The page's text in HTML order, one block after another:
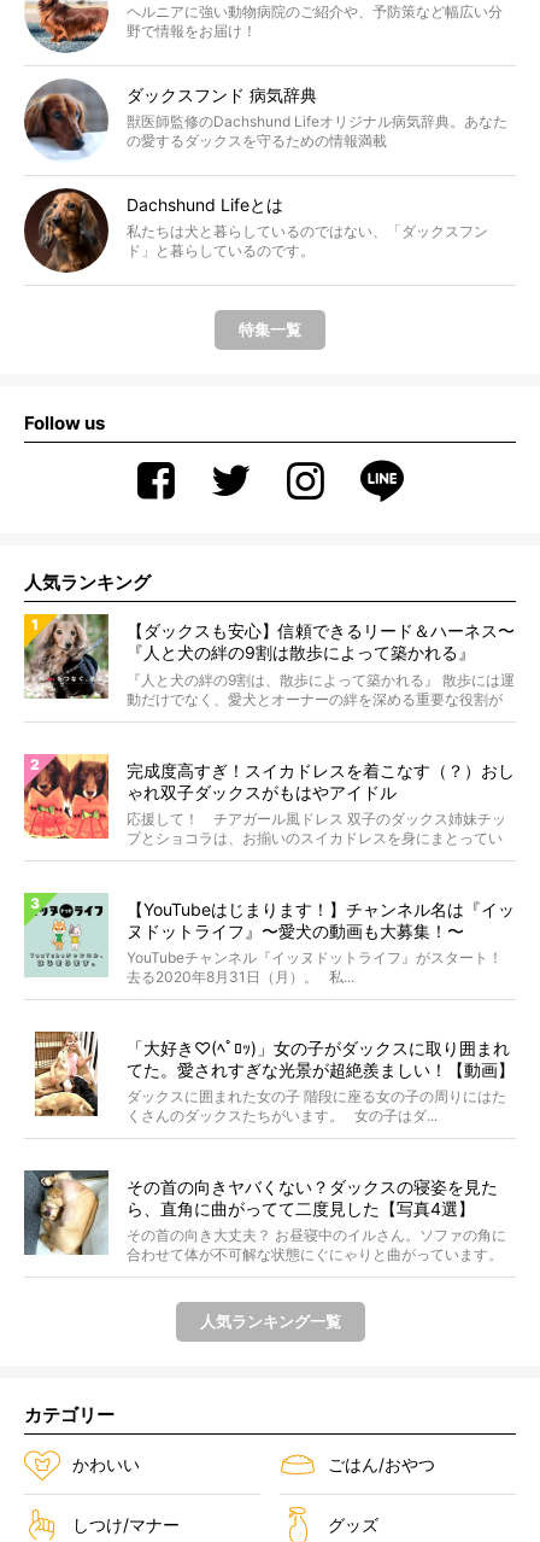
ヘルニアに強い動物病院のご紹介や、予防策など幅広い分
野で情報をお届け！
ダックスフンド 病気辞典
獣医師監修のDachshund Lifeオリジナル病気辞典。あなた
の愛するダックスを守るための情報満載
Dachshund Lifeとは
私たちは犬と暮らしているのではない、「ダックスフン
ド」と暮らしているのです。
特集一覧
Follow us
人気ランキング
【ダックスも安心】信頼できるリード＆ハーネス〜
『人と犬の絆の9割は散歩によって築かれる』
WOLFGANG MAN＆BEAST〜
『人と犬の絆の9割は、散歩によって築かれる』 散歩には運
動だけでなく、愛犬とオーナーの絆を深める重要な役割が
あ...
完成度高すぎ！スイカドレスを着こなす（？）おし
ゃれ双子ダックスがもはやアイドル
応援して！ チアガール風ドレス 双子のダックス姉妹チッ
プとショコラは、お揃いのスイカドレスを身にまとってい
ます...
【YouTubeはじまります！】チャンネル名は『イッ
ヌドットライフ』〜愛犬の動画も大募集！〜
YouTubeチャンネル『イッヌドットライフ』がスタート！
去る2020年8月31日（月）。 私...
「大好き♡(ﾍﾟﾛｯ)」女の子がダックスに取り囲まれ
てた。愛されすぎな光景が超絶羨ましい！【動画】
ダックスに囲まれた女の子 階段に座る女の子の周りにはた
くさんのダックスたちがいます。 女の子はダ...
その首の向きヤバくない？ダックスの寝姿を見た
ら、直角に曲がってて二度見した【写真4選】
その首の向き大丈夫？ お昼寝中のイルさん。ソファの角に
合わせて体が不可解な状態にぐにゃりと曲がっています。
&...
人気ランキング一覧
カテゴリー
かわいい ごはん/おやつ
しつけ/マナー グッズ